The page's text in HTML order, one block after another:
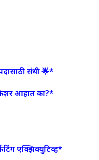
संधी 🌟*
आहात का?*
एक्झिक्युटिव्ह*